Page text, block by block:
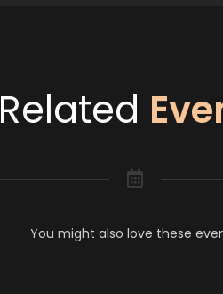
Related
You might also love these